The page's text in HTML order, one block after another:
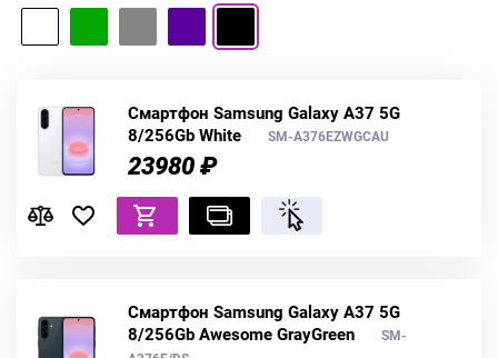
Смартфон Samsung Galaxy A37 5G
8/256Gb White
SM-A376EZWGCAU
23980 ₽
Смартфон Samsung Galaxy A37 5G
8/256Gb Awesome GrayGreen
SM-